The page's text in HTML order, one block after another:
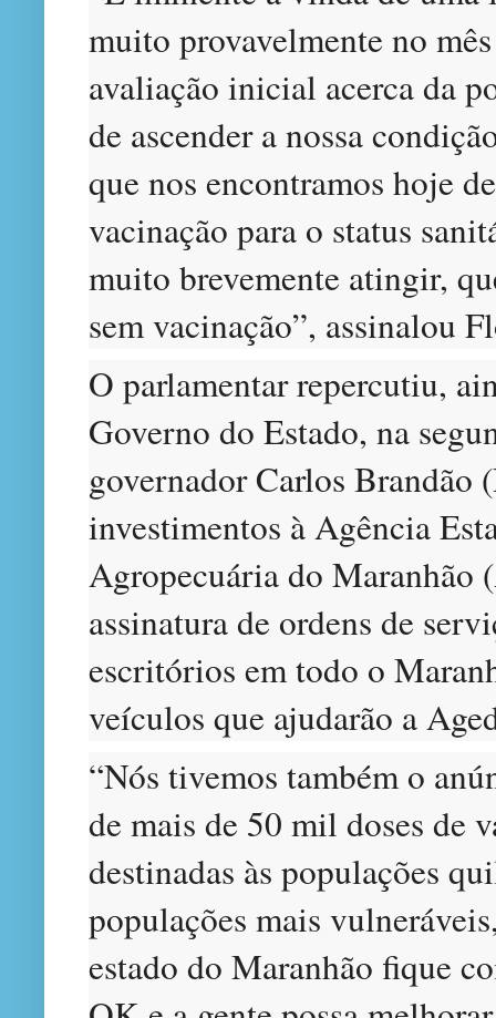
muito provavelmente no
avaliação inicial acerca da
de ascender a nossa
que nos encontramos hoje
vacinação para o status
muito brevemente atingir,
sem vacinação”, assinalou
O parlamentar repercutiu,
Governo do Estado, na
governador Carlos Brandão
investimentos à Agência
Agropecuária do Maranhão
assinatura de ordens de
escritórios em todo o
veículos que ajudarão a
“Nós tivemos também o
de mais de 50 mil doses de
destinadas às populações
populações mais
estado do Maranhão fique